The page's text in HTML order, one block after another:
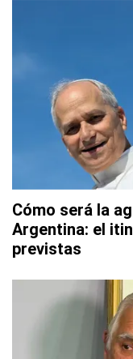
Cómo será la
Argentina: el
previstas